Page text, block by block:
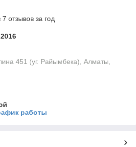
отзывов за год
451 (уг. Райымбека), Алматы,
работы